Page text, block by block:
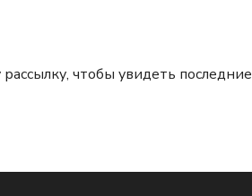
чтобы увидеть последние